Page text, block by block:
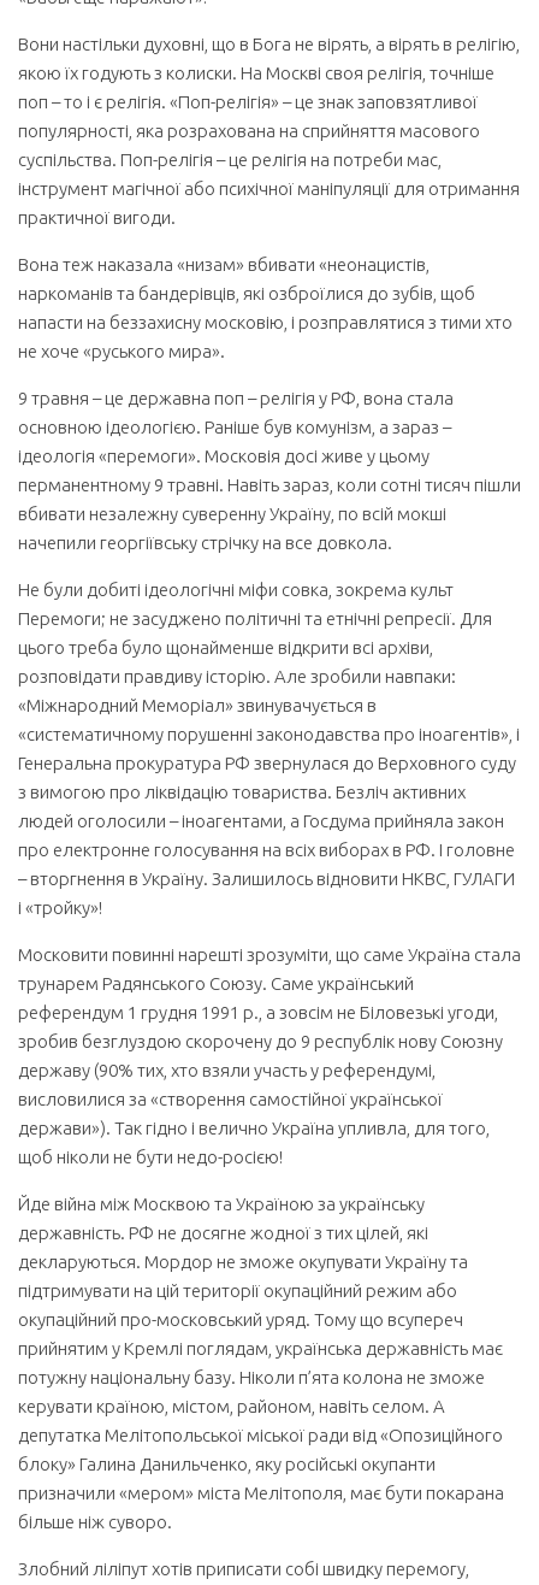
Вони настільки духовні, що в Бога не вірять, а вірять в релігію,
якою їх годують з колиски. На Москві своя релігія, точніше
поп – то і є релігія. «Поп-релігія» – це знак заповзятливої
популярності, яка розрахована на сприйняття масового
суспільства. Поп-релігія – це релігія на потреби мас,
інструмент магічної або психічної маніпуляції для отримання
практичної вигоди.
Вона теж наказала «низам» вбивати «неонацистів,
наркоманів та бандерівців, які озброїлися до зубів, щоб
напасти на беззахисну московію, і розправлятися з тими хто
не хоче «руського мира».
9 травня – це державна поп – релігія у РФ, вона стала
основною ідеологією. Раніше був комунізм, а зараз –
ідеологія «перемоги». Московія досі живе у цьому
перманентному 9 травні. Навіть зараз, коли сотні тисяч пішли
вбивати незалежну суверенну Україну, по всій мокші
начепили георгіївську стрічку на все довкола.
Не були добиті ідеологічні міфи совка, зокрема культ
Перемоги; не засуджено політичні та етнічні репресії. Для
цього треба було щонайменше відкрити всі архіви,
розповідати правдиву історію. Але зробили навпаки:
«Міжнародний Меморіал» звинувачується в
«систематичному порушенні законодавства про іноагентів», і
Генеральна прокуратура РФ звернулася до Верховного суду
з вимогою про ліквідацію товариства. Безліч активних
людей оголосили – іноагентами, а Госдума прийняла закон
про електронне голосування на всіх виборах в РФ. І головне
– вторгнення в Україну. Залишилось відновити НКВС, ГУЛАГИ
і «тройку»!
Московити повинні нарешті зрозуміти, що саме Україна стала
трунарем Радянського Союзу. Саме український
референдум 1 грудня 1991 р., а зовсім не Біловезькі угоди,
зробив безглуздою скорочену до 9 республік нову Союзну
державу (90% тих, хто взяли участь у референдумі,
висловилися за «створення самостійної української
держави»). Так гідно і велично Україна упливла, для того,
щоб ніколи не бути недо-росією!
Йде війна між Москвою та Україною за українську
державність. РФ не досягне жодної з тих цілей, які
декларуються. Мордор не зможе окупувати Україну та
підтримувати на цій території окупаційний режим або
окупаційний про-московський уряд. Тому що всупереч
прийнятим у Кремлі поглядам, українська державність має
потужну національну базу. Ніколи п’ята колона не зможе
керувати країною, містом, районом, навіть селом. А
депутатка Мелітопольської міської ради від «Опозиційного
блоку» Галина Данильченко, яку російські окупанти
призначили «мером» міста Мелітополя, має бути покарана
більше ніж суворо.
Злобний ліліпут хотів приписати собі швидку перемогу,